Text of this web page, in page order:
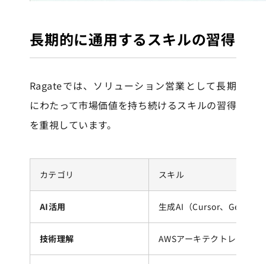
長期的に通用するスキルの習得
Ragateでは、ソリューション営業として長期
にわたって市場価値を持ち続けるスキルの習得
を重視しています。
カテゴリ スキル
AI活用 生成AI（Cursor、Gemini
技術理解 AWSアーキテクトレベル